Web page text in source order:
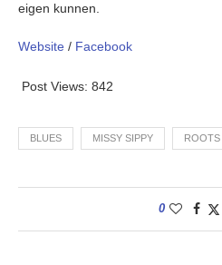
eigen kunnen.
Website / Facebook
Post Views: 842
BLUES MISSY SIPPY ROOTS
0